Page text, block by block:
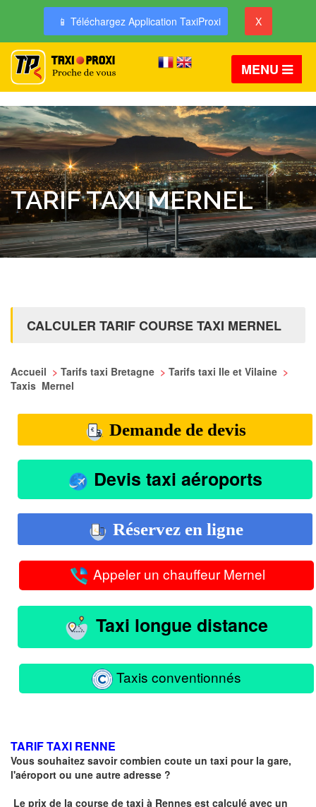
📱 Téléchargez Application TaxiProxi X
MENU
TARIF TAXI MERNEL
CALCULER TARIF COURSE TAXI MERNEL
Accueil > Tarifs taxi Bretagne > Tarifs taxi Ile et Vilaine >
Taxis Mernel
Demande de devis
Devis taxi aéroports
Réservez en ligne
Appeler un chauffeur Mernel
Taxi longue distance
Taxis conventionnés
TARIF TAXI RENNE
Vous souhaitez savoir combien coute un taxi pour la gare,
l'aéroport ou une autre adresse ?
Le prix de la course de taxi à Rennes est calculé avec un